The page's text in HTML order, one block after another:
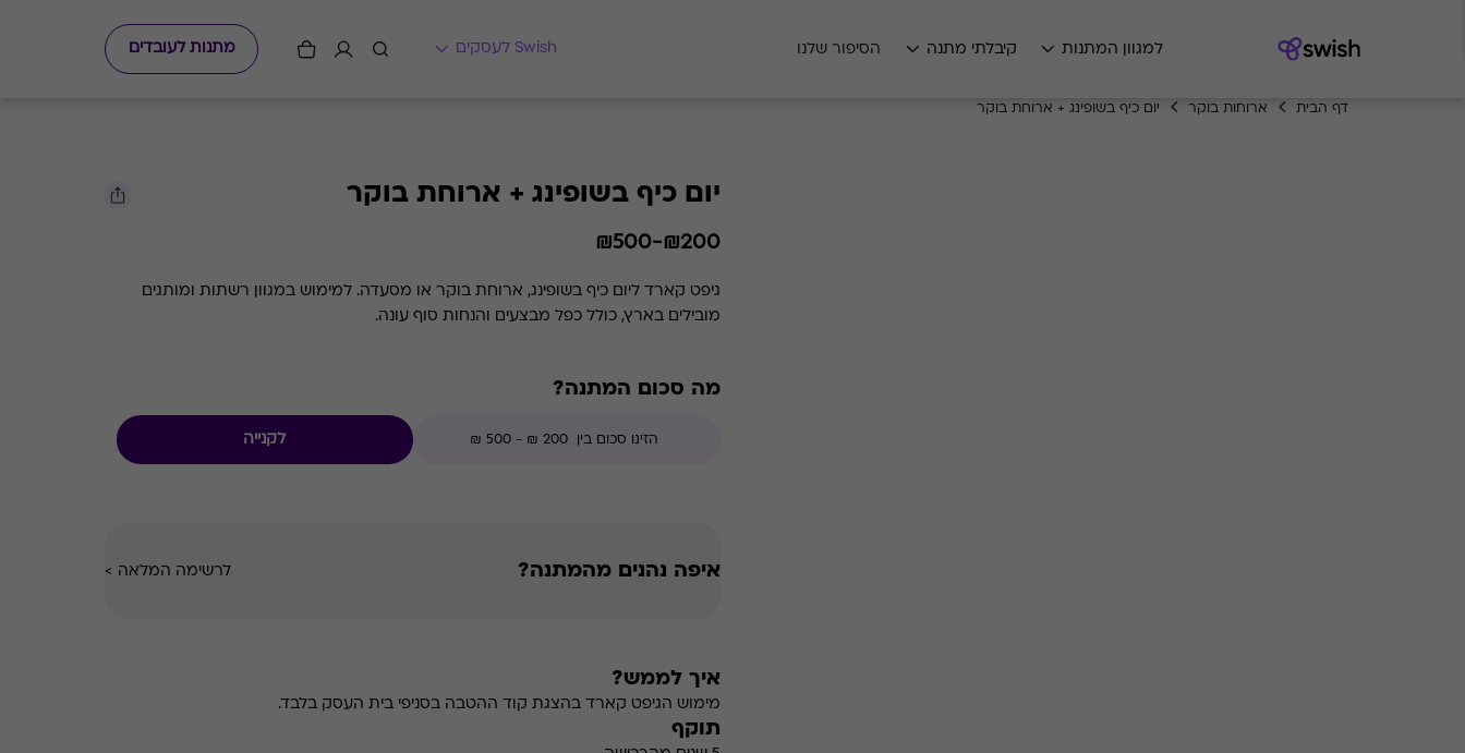
למגוון המתנות קיבלתי מתנה הסיפור שלנו Swish לעסקים מתנות לעובדים
דף הבית ארוחות בוקר יום כיף בשופינג + ארוחת בוקר
יום כיף בשופינג + ארוחת בוקר
₪200-₪500
גיפט קארד ליום כיף בשופינג, ארוחת בוקר או מסעדה. למימוש במגוון רשתות ומותגים
מובילים בארץ, כולל כפל מבצעים והנחות סוף עונה.
מה סכום המתנה?
לקנייה
איפה נהנים מהמתנה? לרשימה המלאה >
איך לממש?
מימוש הגיפט קארד בהצגת קוד ההטבה בסניפי בית העסק בלבד.
תוקף